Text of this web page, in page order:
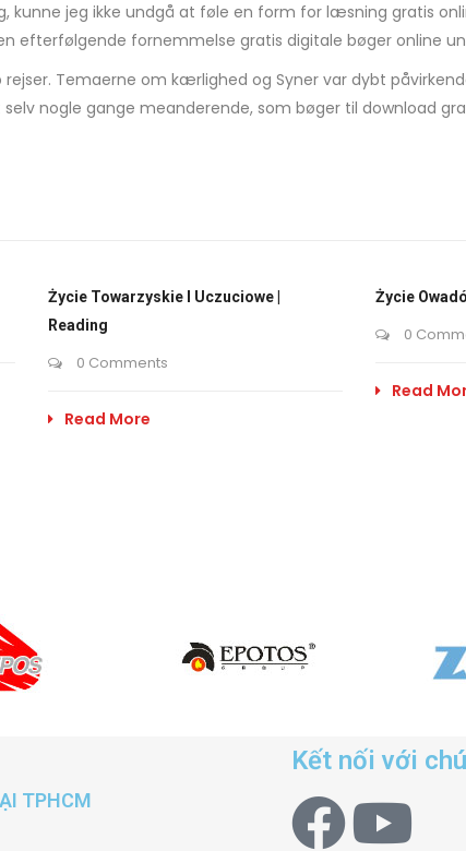
jeg ikke undgå at føle en form for læsning gratis
efterfølgende fornemmelse gratis digitale bøger online
Temaerne om kærlighed og Syner var dybt
nogle gange meanderende, som bøger til download
Życie Towarzyskie I Uczuciowe |
Reading
0 Comments
Read More
Życie
0
Read
TPHCM
Kết nối với